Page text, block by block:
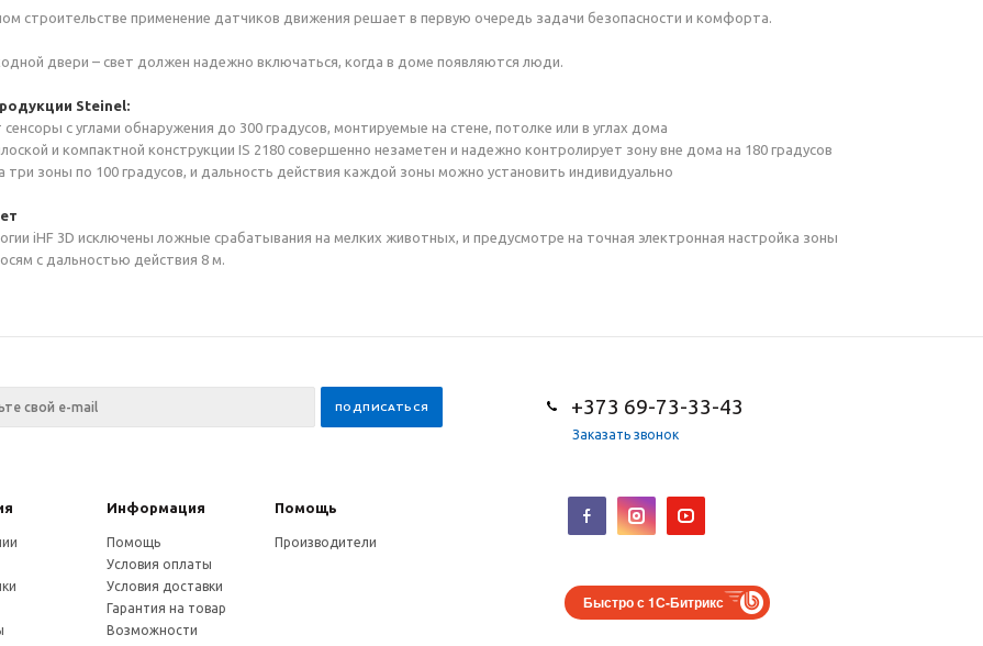
строительстве применение датчиков движения решает в первую очередь задачи безопасности и комфорта.
двери – свет должен надежно включаться, когда в доме появляются люди.
Steinel:
сенсоры с углами обнаружения до 300 градусов, монтируемые на стене, потолке или в углах дома
и компактной конструкции IS 2180 совершенно незаметен и надежно контролирует зону вне дома на 180 градусов
три зоны по 100 градусов, и дальность действия каждой зоны можно установить индивидуально
iHF 3D исключены ложные срабатывания на мелких животных, и предусмотре на точная электронная настройка зоны
с дальностью действия 8 м.
+373 69-73-33-43
Заказать звонок
Информация Помощь
Помощь
Условия оплаты
Условия доставки
Гарантия на товар
Возможности
Производители
Быстро с 1С-Битрикс